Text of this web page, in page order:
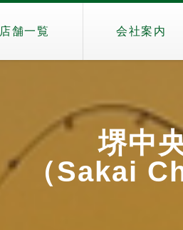
店舗一覧 会社案内
堺中
（Sakai